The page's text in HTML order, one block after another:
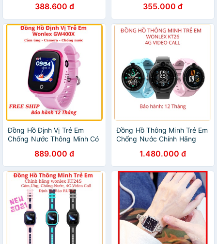
Siêu Rẻ - Định vị bằng công
nghệ LBS
388.600 đ 355.000 đ
Đồng Hồ Định Vị Trẻ Em
Chống Nước Thông Minh Có
Ứng, Chính Hãng Wonlex
GW400X Cao Cấp Giá Rẻ
889.000 đ
Đồng Hồ Thông Minh Trẻ Em
Chống Nước Chính Hãng
Cảm Ứng, Định Vị, Video Call
4G Giá Rẻ KT26
1.480.000 đ